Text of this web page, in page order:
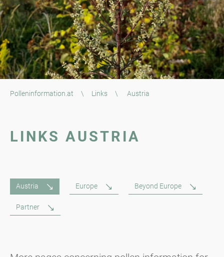
Polleninformation.at \ Links \ Austria
LINKS AUSTRIA
Austria Europe Beyond Europe
Partner